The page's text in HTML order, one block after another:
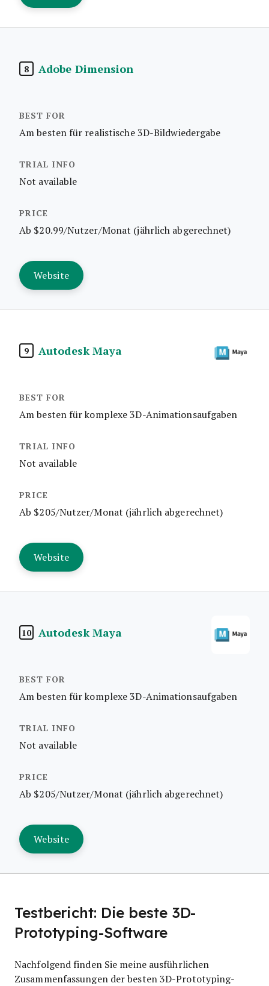
8 Adobe Dimension
Am besten für realistische 3D-Bildwiedergabe
Not available
Ab $20.99/Nutzer/Monat (jährlich abgerechnet)
Website
9 Autodesk Maya
Am besten für komplexe 3D-Animationsaufgaben
Not available
Ab $205/Nutzer/Monat (jährlich abgerechnet)
Website
10 Autodesk Maya
Am besten für komplexe 3D-Animationsaufgaben
Not available
Ab $205/Nutzer/Monat (jährlich abgerechnet)
Website
Testbericht: Die beste 3D-
Prototyping-Software
Nachfolgend finden Sie meine ausführlichen
Zusammenfassungen der besten 3D-Prototyping-